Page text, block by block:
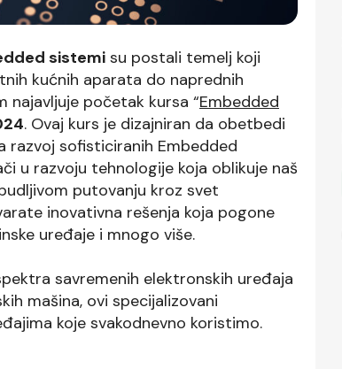
sistemi su postali temelj koji
kućnih aparata do naprednih
najavljuje početak kursa “Embedded
. Ovaj kurs je dizajniran da obetbedi
razvoj sofisticiranih Embedded
u razvoju tehnologije koja oblikuje naš
putovanju kroz svet
inovativna rešenja koja pogone
uređaje i mnogo više.
savremenih elektronskih uređaja
mašina, ovi specijalizovani
koje svakodnevno koristimo.